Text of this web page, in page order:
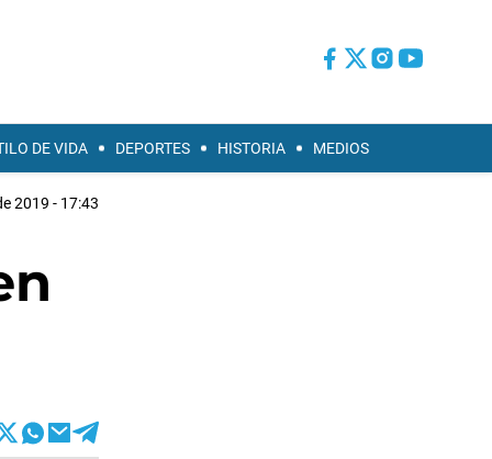
DE VIDA DEPORTES HISTORIA MEDIOS
2019 - 17:43